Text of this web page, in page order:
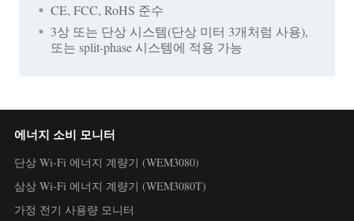
CE, FCC, RoHS 준수
3상 또는 단상 시스템(단상 미터 3개처럼 사용),
또는 split-phase 시스템에 적용 가능
에너지 소비 모니터
단상 Wi-Fi 에너지 계량기 (WEM3080)
삼상 Wi-Fi 에너지 계량기 (WEM3080T)
가정 전기 사용량 모니터